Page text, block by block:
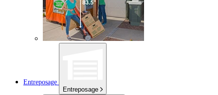
Entreposage
Entreposage